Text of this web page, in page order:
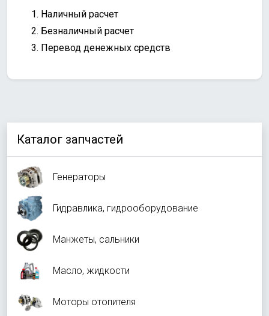
Каталог запчастей
Генераторы
Гидравлика, гидрооборудование
Манжеты, сальники
Масло, жидкости
Моторы отопителя
Наличный расчет
Безналичный расчет
Перевод денежных средств